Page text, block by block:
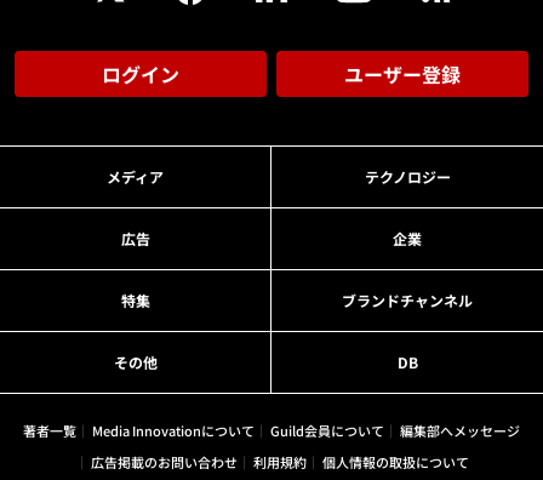
ログイン ユーザー登録
メディア テクノロジー
広告 企業
特集 ブランドチャンネル
その他 DB
著者一覧 Media Innovationについて Guild会員について
編集部へメッセージ
広告掲載のお問い合わせ
利用規約
個人情報の取扱について